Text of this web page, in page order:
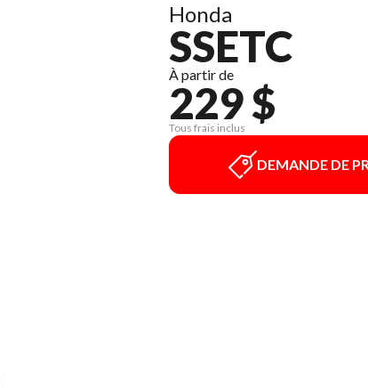
Honda
SSETC
À partir de
229 $
Tous frais inclus
DEMANDE DE